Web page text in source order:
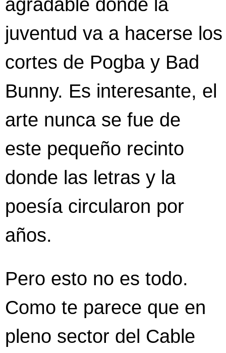
juventud va a hacerse los
cortes de Pogba y Bad
Bunny. Es interesante, el
arte nunca se fue de
este pequeño recinto
donde las letras y la
poesía circularon por
años.
Pero esto no es todo.
Como te parece que en
pleno sector del Cable